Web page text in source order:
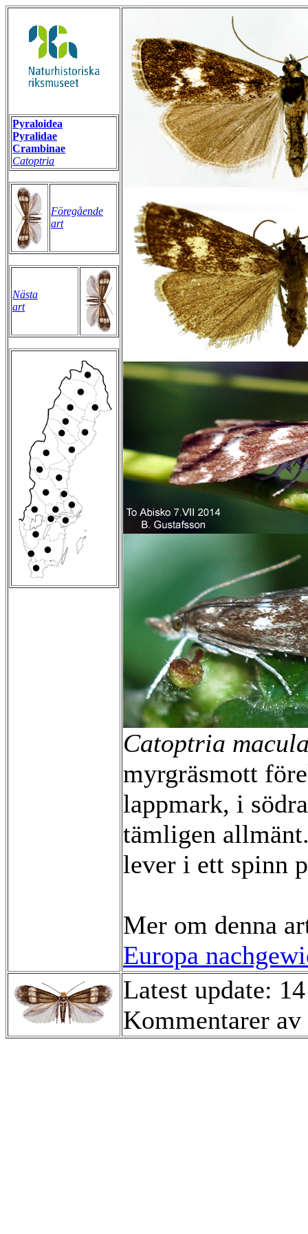
Pyraloidea
Pyralidae
Crambinae
Catoptria
Föregående
art
Nästa
art
Catoptria
myrgräsmott
lappmark, i
tämligen
lever i ett spinn
Mer om denna
Europa
Latest update:
Kommentarer